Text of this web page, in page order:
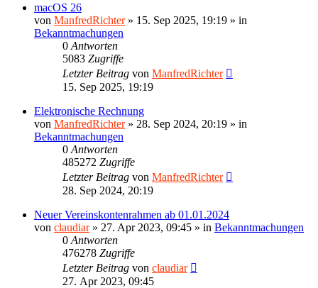
macOS 26
von ManfredRichter» 15. Sep 2025, 19:19 » in
Bekanntmachungen
0 Antworten
5083 Zugriffe
Letzter Beitrag von ManfredRichter
15. Sep 2025, 19:19
Elektronische Rechnung
von ManfredRichter» 28. Sep 2024, 20:19 » in
Bekanntmachungen
0 Antworten
485272 Zugriffe
Letzter Beitrag von ManfredRichter
28. Sep 2024, 20:19
Neuer Vereinskontenrahmen ab 01.01.2024
von claudiar» 27. Apr 2023, 09:45 » in Bekanntmachungen
0 Antworten
476278 Zugriffe
Letzter Beitrag von claudiar
27. Apr 2023, 09:45